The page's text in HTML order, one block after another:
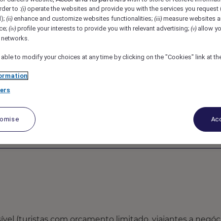
Iracema, Fortaleza, Brazil REF4732L
(turistas com orçamento limitado, viajantes a
to :(i) operate the websites and provide you with the services you request
(ii) enhance and customize websites functionalities; (iii) measure websites
(iv) profile your interests to provide you with relevant advertising; (v) allow
able to modify your choices at any time by clicking on the "Cookies" link at